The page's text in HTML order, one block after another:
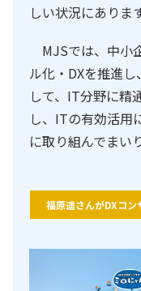
しい状況にあります
MJSでは、中小
ル化・DXを推進
して、IT分野に精
し、ITの有効活用
に取り組んでまい
福原遥さんがDXコン